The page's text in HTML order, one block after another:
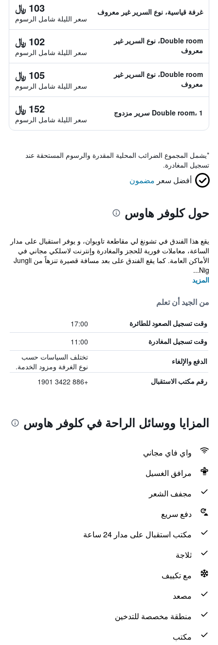
غرفة قياسية، نوع السرير غير معروف 103 ﷼
سعر الليلة شامل الرسوم
Double room، نوع السرير غير
معروف
102 ﷼
سعر الليلة شامل الرسوم
Double room، نوع السرير غير
معروف
105 ﷼
سعر الليلة شامل الرسوم
Double room، 1 سرير مزدوج 152 ﷼
سعر الليلة شامل الرسوم
*يشمل المجموع الضرائب المحلية المقدرة والرسوم المستحقة عند
تسجيل المغادرة.
أفضل سعر مضمون
حول كلوفر هاوس
يقع هذا الفندق في تشونغ لي مقاطعة تاويوان، و يوفر استقبال على مدار
الساعة، معاملات فورية للحجز والمغادرة وإنترنت لاسلكي مجاني في
الأماكن العامة. كما يقع الفندق على بعد مسافة قصيرة تنزهاً من Jungli
Nig...
المزيد
من الجيد أن تعلم
وقت تسجيل الصعود للطائرة 17:00
وقت تسجيل المغادرة 11:00
الدفع والإلغاء
تختلف السياسات حسب
نوع الغرفة ومزود الخدمة.
رقم مكتب الاستقبال +886 3422 1901
المزايا ووسائل الراحة في كلوفر هاوس
واي فاي مجاني
مرافق الغسيل
مجفف الشعر
دفع سريع
مكتب استقبال على مدار 24 ساعة
ثلاجة
مع تكييف
مصعد
منطقة مخصصة للتدخين
مكتب